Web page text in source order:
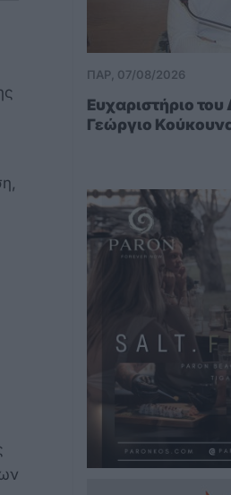
ΠΑΡ, 07/08/2026
Ευχαριστήριο
Γεώργιο